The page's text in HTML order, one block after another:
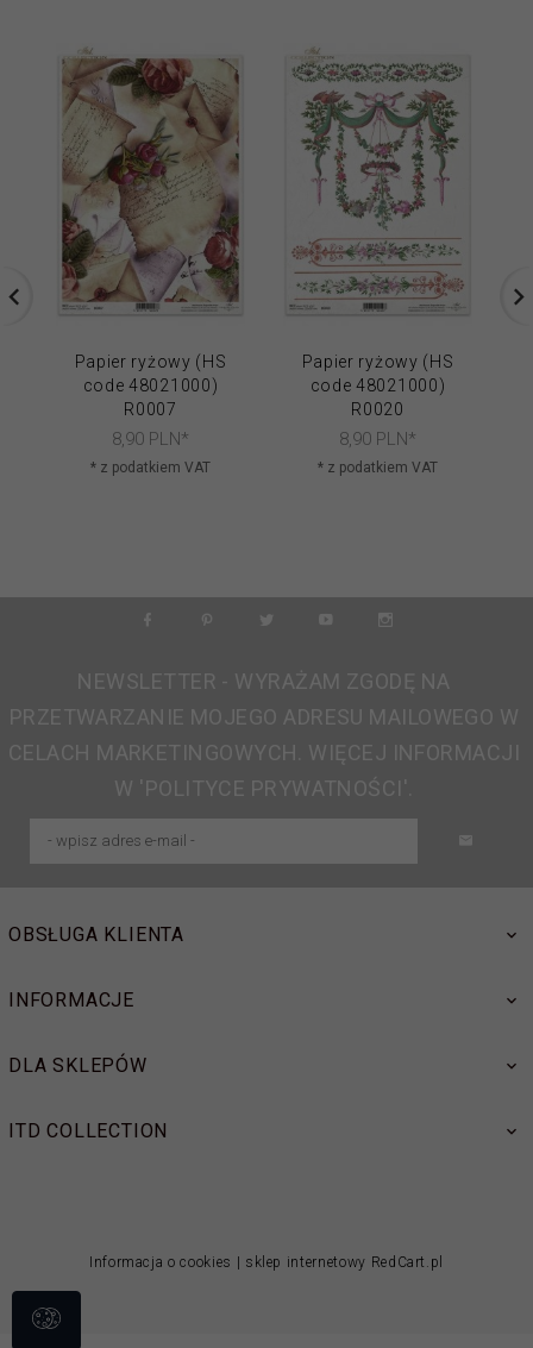
Papier ryżowy (HS
code 48021000)
R0007
8,90 PLN*
* z podatkiem VAT
Papier ryżowy (HS
code 48021000)
R0020
8,90 PLN*
* z podatkiem VAT
NEWSLETTER - WYRAŻAM ZGODĘ NA
PRZETWARZANIE MOJEGO ADRESU MAILOWEGO W
CELACH MARKETINGOWYCH. WIĘCEJ INFORMACJI
W 'POLITYCE PRYWATNOŚCI'.
OBSŁUGA KLIENTA
INFORMACJE
DLA SKLEPÓW
ITD COLLECTION
Informacja o cookies sklep internetowy RedCart.pl